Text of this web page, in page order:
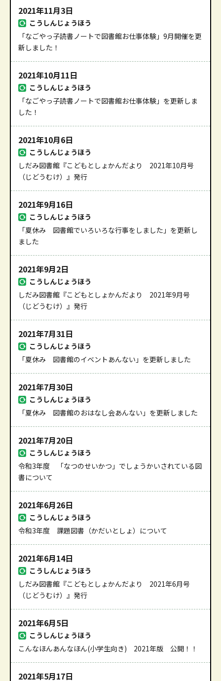
2021年11月3日
こうしんじょうほう
「なごやっ子読書ノートで図書館お仕事体験」9月開催を更
新しました！
2021年10月11日
こうしんじょうほう
「なごやっ子読書ノートで図書館お仕事体験」を更新しま
した！
2021年10月6日
こうしんじょうほう
しだみ図書館『こどもとしょかんだより 2021年10月号
（じどうむけ）』発行
2021年9月16日
こうしんじょうほう
「夏休み 図書館でいろいろな行事をしました」を更新し
ました
2021年9月2日
こうしんじょうほう
しだみ図書館『こどもとしょかんだより 2021年9月号
（じどうむけ）』発行
2021年7月31日
こうしんじょうほう
「夏休み 図書館のイベントあんない」を更新しました
2021年7月30日
こうしんじょうほう
「夏休み 図書館のおはなし会あんない」を更新しました
2021年7月20日
こうしんじょうほう
令和3年度 「なつのせいかつ」でしょうかいされている図
書について
2021年6月26日
こうしんじょうほう
令和3年度 課題図書（かだいとしょ）について
2021年6月14日
こうしんじょうほう
しだみ図書館『こどもとしょかんだより 2021年6月号
（じどうむけ）』発行
2021年6月5日
こうしんじょうほう
こんなほんあんなほん(小学生向き) 2021年版 公開！！
2021年5月17日